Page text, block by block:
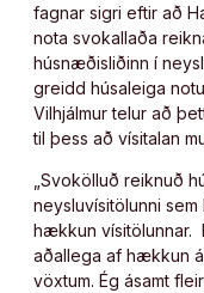
fagnar sigri eftir að
nota svokallaða
húsnæðisliðinn í
greidd húsaleiga
Vilhjálmur telur að
til þess að vísitalan
„Svokölluð reiknuð
neysluvísitölunni
hækkun vísitölunnar.
aðallega af hækkun
vöxtum. Ég ásamt